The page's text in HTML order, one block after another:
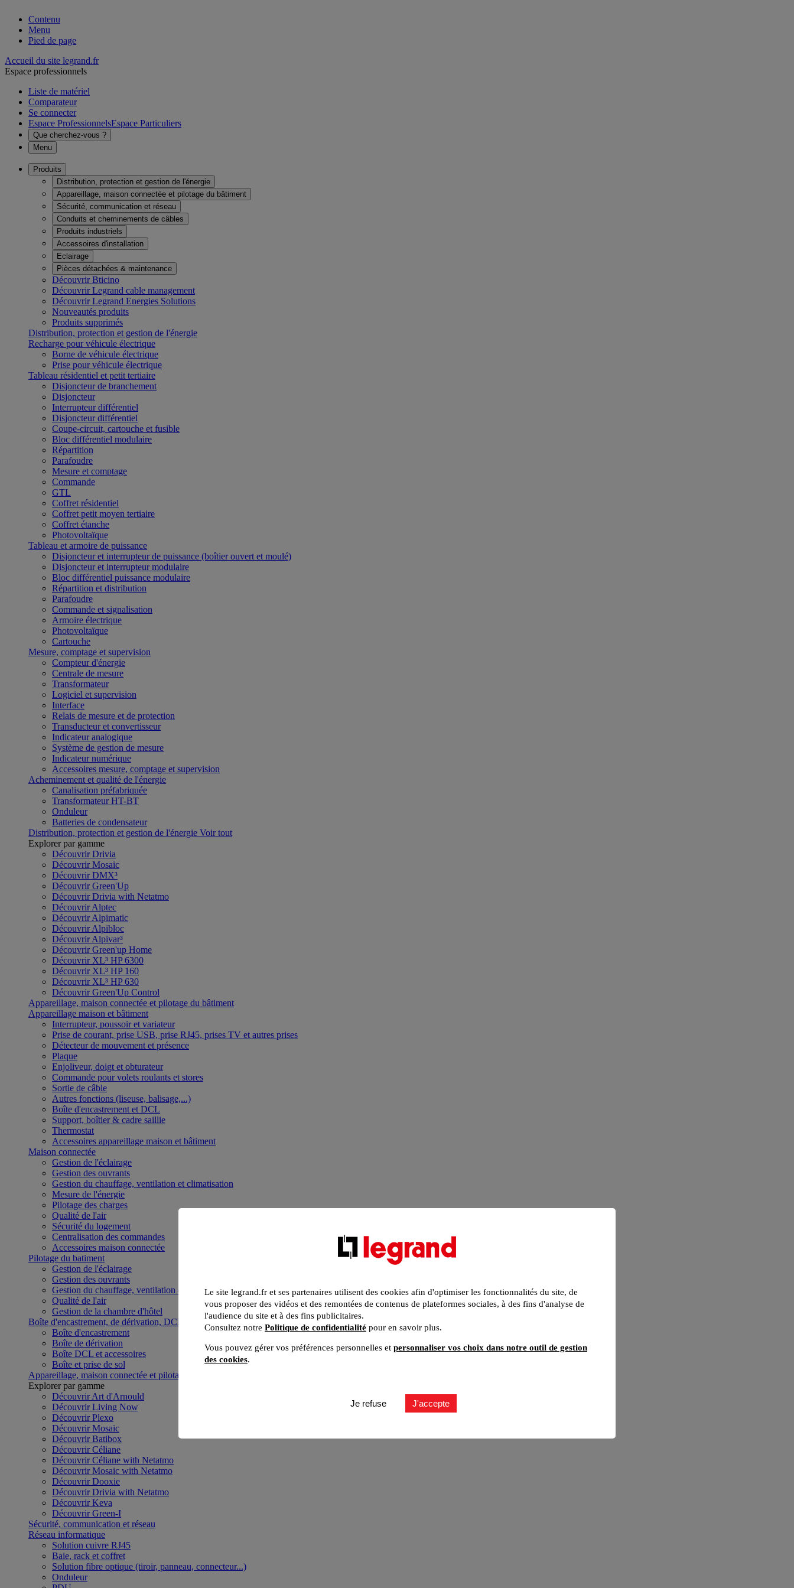
Contenu
Menu
Pied de page
Accueil du site legrand.fr
Espace professionnels
Liste de matériel
Comparateur
Se connecter
Espace ProfessionnelsEspace Particuliers
Que cherchez-vous ?
Menu
Produits
Distribution, protection et gestion de l'énergie
Appareillage, maison connectée et pilotage du bâtiment
Sécurité, communication et réseau
Conduits et cheminements de câbles
Produits industriels
Accessoires d'installation
Eclairage
Pièces détachées & maintenance
Découvrir Bticino
Découvrir Legrand cable management
Découvrir Legrand Energies Solutions
Nouveautés produits
Produits supprimés
Distribution, protection et gestion de l'énergie
Recharge pour véhicule électrique
Borne de véhicule électrique
Prise pour véhicule électrique
Tableau résidentiel et petit tertiaire
Disjoncteur de branchement
Disjoncteur
Interrupteur différentiel
Disjoncteur différentiel
Coupe-circuit, cartouche et fusible
Bloc différentiel modulaire
Répartition
Parafoudre
Mesure et comptage
Commande
GTL
Coffret résidentiel
Coffret petit moyen tertiaire
Coffret étanche
Photovoltaïque
Tableau et armoire de puissance
Disjoncteur et interrupteur de puissance (boîtier ouvert et moulé)
Disjoncteur et interrupteur modulaire
Bloc différentiel puissance modulaire
Répartition et distribution
Parafoudre
Commande et signalisation
Armoire électrique
Photovoltaïque
Cartouche
Mesure, comptage et supervision
Compteur d'énergie
Centrale de mesure
Transformateur
Logiciel et supervision
Interface
Relais de mesure et de protection
Transducteur et convertisseur
Indicateur analogique
Système de gestion de mesure
Indicateur numérique
Accessoires mesure, comptage et supervision
Acheminement et qualité de l'énergie
Canalisation préfabriquée
Transformateur HT-BT
Onduleur
Batteries de condensateur
Distribution, protection et gestion de l'énergie Voir tout
Explorer par gamme
Découvrir Drivia
Découvrir Mosaic
Découvrir DMX³
Découvrir Green'Up
Découvrir Drivia with Netatmo
Découvrir Alptec
Découvrir Alpimatic
Découvrir Alpibloc
Découvrir Alpivar³
Découvrir Green'up Home
Découvrir XL³ HP 6300
Découvrir XL³ HP 160
Découvrir XL³ HP 630
Découvrir Green'Up Control
Appareillage, maison connectée et pilotage du bâtiment
Appareillage maison et bâtiment
Interrupteur, poussoir et variateur
Prise de courant, prise USB, prise RJ45, prises TV et autres prises
Détecteur de mouvement et présence
Plaque
Enjoliveur, doigt et obturateur
Commande pour volets roulants et stores
Sortie de câble
Autres fonctions (liseuse, balisage,...)
Boîte d'encastrement et DCL
Support, boîtier & cadre saillie
Thermostat
Accessoires appareillage maison et bâtiment
Maison connectée
Gestion de l'éclairage
Gestion des ouvrants
Gestion du chauffage, ventilation et climatisation
Mesure de l'énergie
Pilotage des charges
Qualité de l'air
Sécurité du logement
Centralisation des commandes
Accessoires maison connectée
Pilotage du batiment
Gestion de l'éclairage
Gestion des ouvrants
Gestion du chauffage, ventilation et climatisation
Qualité de l'air
Gestion de la chambre d'hôtel
Boîte d'encastrement, de dérivation, DCL et boîte de sol
Boîte d'encastrement
Boîte de dérivation
Boîte DCL et accessoires
Boîte et prise de sol
Appareillage, maison connectée et pilotage du bâtiment
Explorer par gamme
Découvrir Art d'Arnould
Découvrir Living Now
Découvrir Plexo
Découvrir Mosaic
Découvrir Batibox
Découvrir Céliane
Découvrir Céliane with Netatmo
Découvrir Mosaic with Netatmo
Découvrir Dooxie
Découvrir Drivia with Netatmo
Découvrir Keva
Découvrir Green-I
Sécurité, communication et réseau
Réseau informatique
Solution cuivre RJ45
Baie, rack et coffret
Solution fibre optique (tiroir, panneau, connecteur...)
Onduleur
Le site legrand.fr et ses partenaires utilisent des cookies afin d'optimiser les fonctionnalités du site, de
vous proposer des vidéos et des remontées de contenus de plateformes sociales, à des fins d'analyse de
l'audience du site et à des fins publicitaires.
Consultez notre Politique de confidentialité pour en savoir plus.
Vous pouvez gérer vos préférences personnelles et personnaliser vos choix dans notre outil de gestion
des cookies.
Je refuse J'accepte